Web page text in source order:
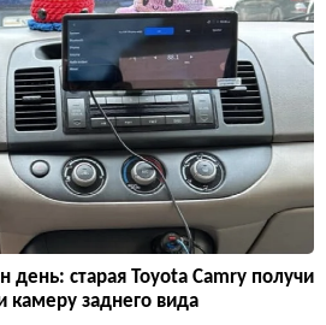
день: старая Toyota Camry получи
камеру заднего вида